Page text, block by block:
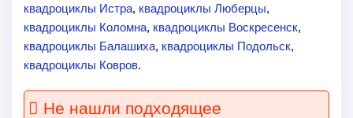
квадроциклы Истра, квадроциклы Люберцы,
квадроциклы Коломна, квадроциклы Воскресенск,
квадроциклы Балашиха, квадроциклы Подольск,
квадроциклы Ковров.
Не нашли подходящее